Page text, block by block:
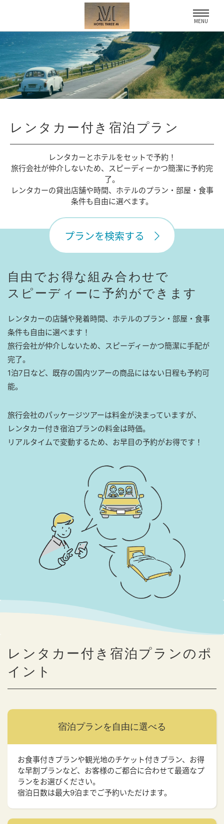
MENU
レンタカー付き宿泊プラン
レンタカーとホテルをセットで予約！
旅行会社が仲介しないため、
スピーディーかつ簡潔に予約完
了。
レンタカーの貸出店舗や時間、 ホテルのプラン・部屋・食事
条件も自由に選べます。
プランを検索する
自由でお得な組み合わせで
スピーディーに予約ができます
レンタカーの店舗や発着時間、ホテルのプラン・部屋・食事
条件も自由に選べます！
旅行会社が仲介しないため、スピーディーかつ簡潔に手配が
完了。
1泊7日など、既存の国内ツアーの商品にはない日程も予約可
能。
旅行会社のパッケージツアーは料金が決まっていますが、
レンタカー付き宿泊プランの料金は時価。
リアルタイムで変動するため、お早目の予約がお得です！
レンタカー付き宿泊プランのポ
イント
宿泊プランを 自由に選べる
お食事付きプランや観光地のチケット付きプラン、お得
な早割プランなど、お客様のご都合に合わせて最適なプ
ランをお選びください。
宿泊日数は最大9泊までご予約いただけます。